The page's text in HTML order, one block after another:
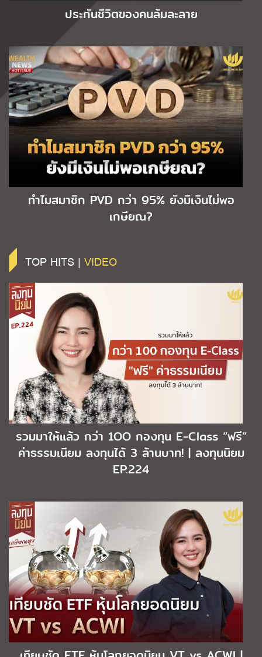
ประกันชีวิตของคนล้มละลาย
ทำไมสมาชิก PVD กว่า 95% ยังมีเงินไม่พอ
เกษียณ?
TOP HITS | VIDEO
รวมมาให้แล้ว กว่า 1OO กองทุน E-Class “ฟรี”
ค่าธรรมเนียม ลงทุนได้ 3 ล้านบาท! | ลงทุนนิยม
EP.224